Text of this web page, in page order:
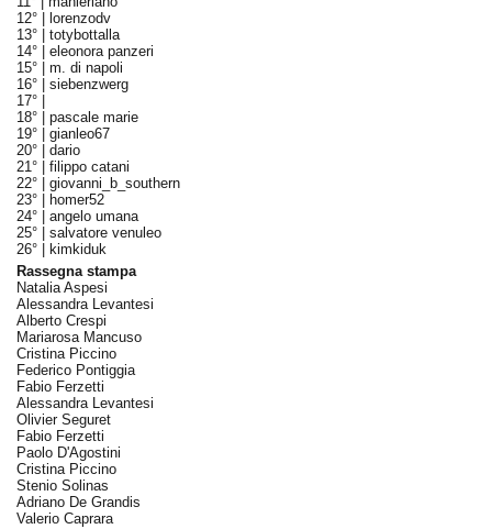
12° |
lorenzodv
13° | totybottalla
14° | eleonora panzeri
15° | m. di napoli
16° | siebenzwerg
17° |
18° | pascale marie
19° | gianleo67
20° | dario
21° | filippo catani
22° | giovanni_b_southern
23° |
homer52
24° | angelo umana
25° | salvatore venuleo
26° |
kimkiduk
Rassegna stampa
Natalia Aspesi
Alessandra Levantesi
Alberto Crespi
Mariarosa Mancuso
Cristina Piccino
Federico Pontiggia
Fabio Ferzetti
Alessandra Levantesi
Olivier Seguret
Fabio Ferzetti
Paolo D'Agostini
Cristina Piccino
Stenio Solinas
Adriano De Grandis
Valerio Caprara